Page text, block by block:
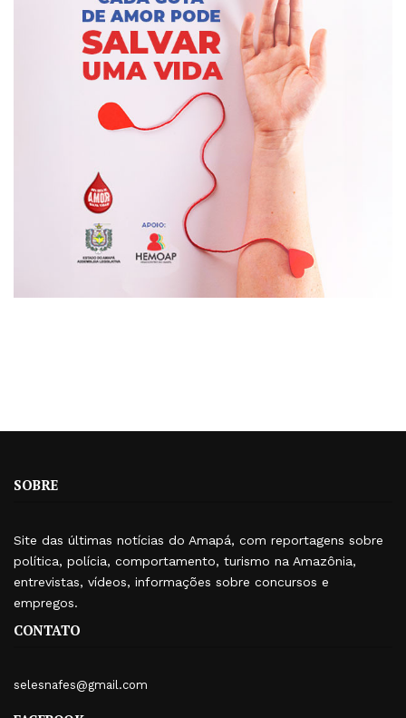
SOBRE
Site das últimas notícias do Amapá, com reportagens sobre
política, polícia, comportamento, turismo na Amazônia,
entrevistas, vídeos, informações sobre concursos e
empregos.
CONTATO
selesnafes@gmail.com